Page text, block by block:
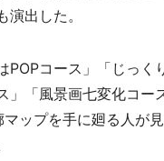
出した。
コース」「じっく
」「風景画七変化コー
ップを手に廻る人が見